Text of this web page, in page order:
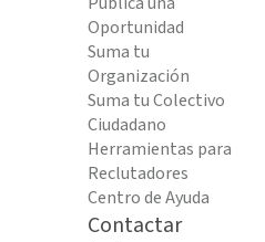
Oportunidad
Suma tu
Organización
Suma tu Colectivo
Ciudadano
Herramientas para
Reclutadores
Centro de Ayuda
Contactar